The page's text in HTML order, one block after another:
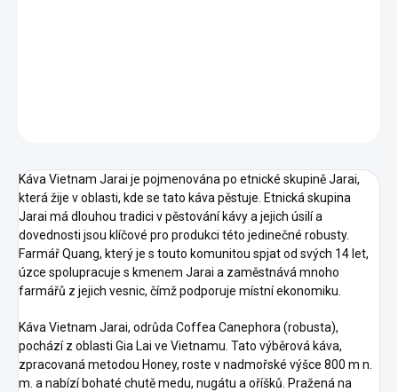
Káva Vietnam Jarai je pojmenována po etnické skupině Jarai,
která žije v oblasti, kde se tato káva pěstuje. Etnická skupina
Jarai má dlouhou tradici v pěstování kávy a jejich úsilí a
dovednosti jsou klíčové pro produkci této jedinečné robusty.
Farmář Quang, který je s touto komunitou spjat od svých 14 let,
úzce spolupracuje s kmenem Jarai a zaměstnává mnoho
farmářů z jejich vesnic, čímž podporuje místní ekonomiku.
Káva Vietnam Jarai, odrůda Coffea Canephora (robusta),
pochází z oblasti Gia Lai ve Vietnamu. Tato výběrová káva,
zpracovaná metodou Honey, roste v nadmořské výšce 800 m n.
m. a nabízí bohaté chutě medu, nugátu a oříšků. Pražená na